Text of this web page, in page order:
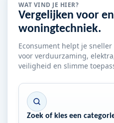
WAT VIND JE HIER?
Vergelijken voor
woningtechniek.
Econsument helpt je
voor verduurzaming,
veiligheid en slimme
Zoek of kies een